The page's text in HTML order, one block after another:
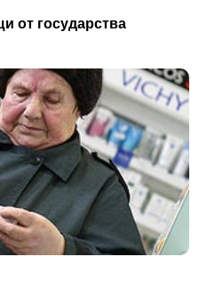
от государства